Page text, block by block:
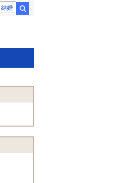
結婚